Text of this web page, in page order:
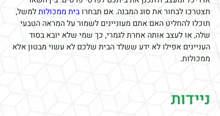
תצטרכו לבחור את סוג המבנה. אם תבחרובית ממכולותלמשל,
תוכלו להחליט האם אתם מעוניינים לשמור על המראה הטבעי
שלה, או לעצב אותה אחרת לגמרי, כך שמי שלא יובא בסוד
העניינים אפילו לא ידע ששלד הבית שלכם לא עשוי מבטון אלא
ממכולות.
ניידות